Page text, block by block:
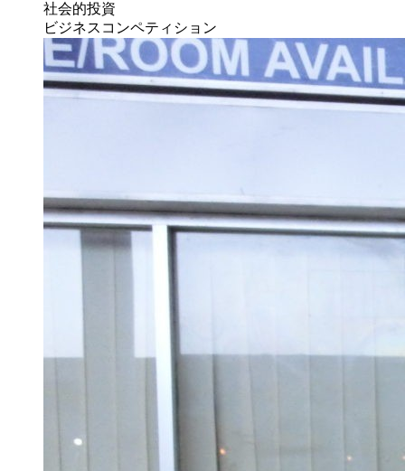
社会的投資
ビジネスコンペティション